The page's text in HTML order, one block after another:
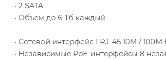
• 2 SATA
• Объем до 6 Тб каждый
• Сетевой интерфейс 1 RJ-45 10M /
• Независимые PoE-интерфейсы 8